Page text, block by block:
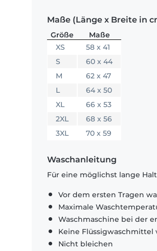
Maße (Länge x Breite in
Größe
Maße
XS
58 x 41
S
60 x 44
M
62 x 47
L
64 x 50
XL
66 x 53
2XL
68 x 56
3XL
70 x 59
Waschanleitung
Für eine möglichst lange
Vor dem ersten Tragen
Maximale
Waschmaschine bei der
Keine Flüssigwaschmittel
Nicht bleichen